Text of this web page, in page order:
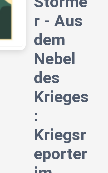
r - Aus
dem
Nebel
des
Krieges
:
Kriegsr
eporter